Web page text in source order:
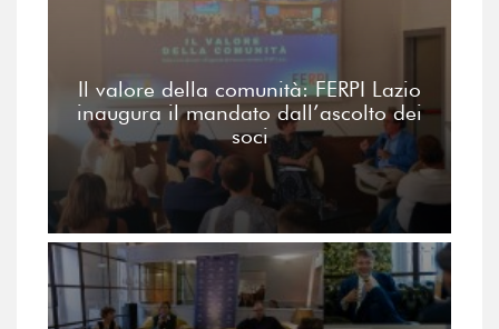
Il valore della comunità: FERPI Lazio
inaugura il mandato dall’ascolto dei
soci